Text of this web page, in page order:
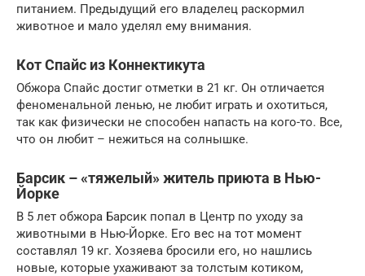
питанием. Предыдущий его владелец раскормил
животное и мало уделял ему внимания.
Кот Спайс из Коннектикута
Обжора Спайс достиг отметки в 21 кг. Он отличается
феноменальной ленью, не любит играть и охотиться,
так как физически не способен напасть на кого-то. Все,
что он любит – нежиться на солнышке.
Барсик – «тяжелый» житель приюта в Нью-
Йорке
В 5 лет обжора Барсик попал в Центр по уходу за
животными в Нью-Йорке. Его вес на тот момент
составлял 19 кг. Хозяева бросили его, но нашлись
новые, которые ухаживают за толстым котиком,